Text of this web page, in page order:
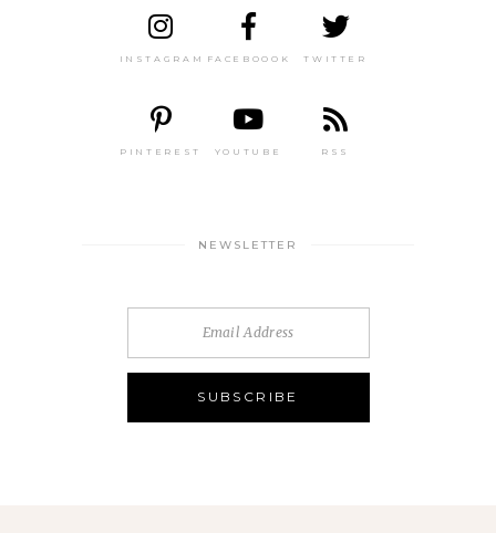
INSTAGRAM FACEBOOOK TWITTER
PINTEREST YOUTUBE RSS
NEWSLETTER